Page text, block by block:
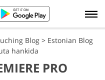
Blog > Estonian Blog
hankida
PRO